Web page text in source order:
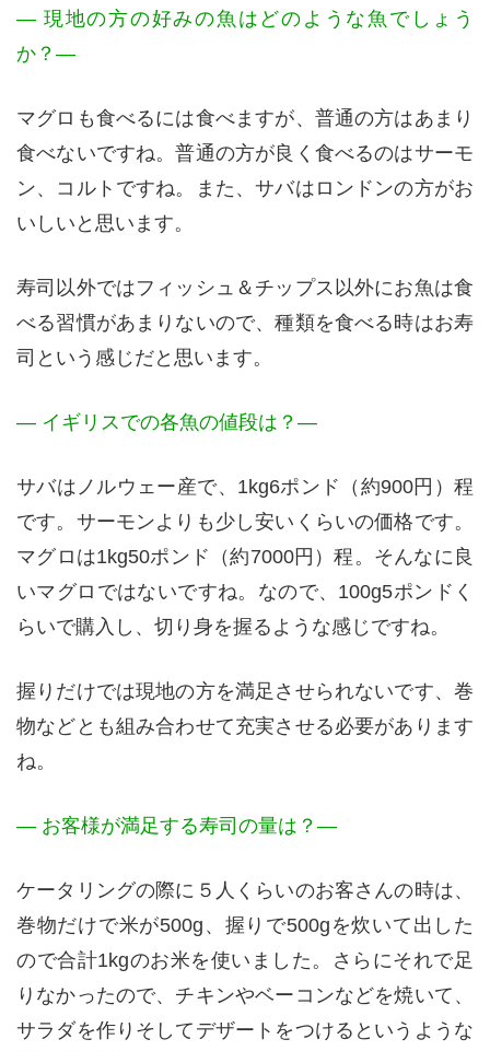
— 現地の方の好みの魚はどのような魚でしょう
か？—
マグロも食べるには食べますが、普通の方はあまり
食べないですね。普通の方が良く食べるのはサーモ
ン、コルトですね。また、サバはロンドンの方がお
いしいと思います。
寿司以外ではフィッシュ＆チップス以外にお魚は食
べる習慣があまりないので、種類を食べる時はお寿
司という感じだと思います。
— イギリスでの各魚の値段は？—
サバはノルウェー産で、1kg6ポンド（約900円）程
です。サーモンよりも少し安いくらいの価格です。
マグロは1kg50ポンド（約7000円）程。そんなに良
いマグロではないですね。なので、100g5ポンドく
らいで購入し、切り身を握るような感じですね。
握りだけでは現地の方を満足させられないです、巻
物などとも組み合わせて充実させる必要があります
ね。
— お客様が満足する寿司の量は？—
ケータリングの際に５人くらいのお客さんの時は、
巻物だけで米が500g、握りで500gを炊いて出した
ので合計1kgのお米を使いました。さらにそれで足
りなかったので、チキンやベーコンなどを焼いて、
サラダを作りそしてデザートをつけるというような